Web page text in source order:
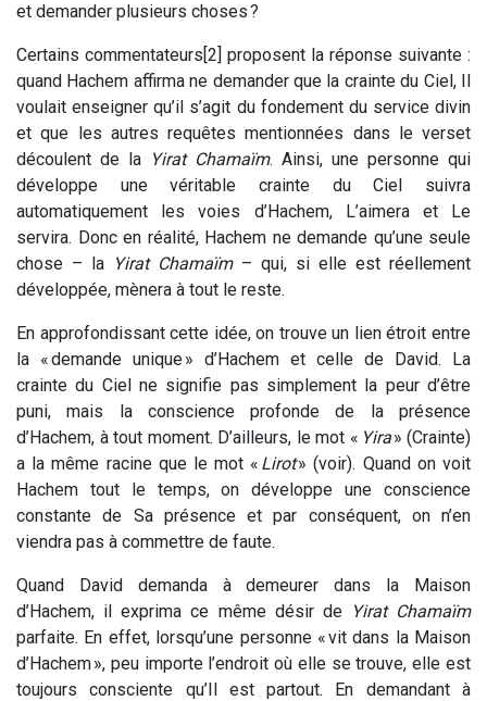
et demander plusieurs choses ?
Certains commentateurs[2] proposent la réponse suivante :
quand Hachem affirma ne demander que la crainte du Ciel, Il
voulait enseigner qu’il s’agit du fondement du service divin
et que les autres requêtes mentionnées dans le verset
découlent de la Yirat Chamaïm. Ainsi, une personne qui
développe une véritable crainte du Ciel suivra
automatiquement les voies d’Hachem, L’aimera et Le
servira. Donc en réalité, Hachem ne demande qu’une seule
chose – la Yirat Chamaïm– qui, si elle est réellement
développée, mènera à tout le reste.
En approfondissant cette idée, on trouve un lien étroit entre
la « demande unique » d’Hachem et celle de David. La
crainte du Ciel ne signifie pas simplement la peur d’être
puni, mais la conscience profonde de la présence
d’Hachem, à tout moment. D’ailleurs, le mot « Yira» (Crainte)
a la même racine que le mot « Lirot» (voir). Quand on voit
Hachem tout le temps, on développe une conscience
constante de Sa présence et par conséquent, on n’en
viendra pas à commettre de faute.
Quand David demanda à demeurer dans la Maison
d’Hachem, il exprima ce même désir de Yirat Chamaïm
parfaite. En effet, lorsqu’une personne « vit dans la Maison
d’Hachem », peu importe l’endroit où elle se trouve, elle est
toujours consciente qu’Il est partout. En demandant à